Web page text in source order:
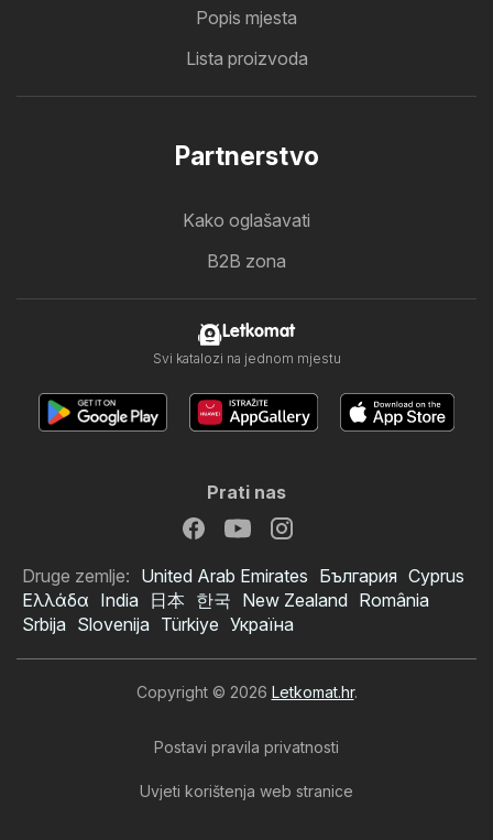
Popis mjesta
Lista proizvoda
Partnerstvo
Kako oglašavati
B2B zona
Letkomat
Svi katalozi na jednom mjestu
Prati nas
Druge zemlje: United Arab Emirates България Cyprus
Ελλάδα India 日本 한국 New Zealand România
Srbija Slovenija Türkiye Україна
Copyright © 2026 Letkomat.hr.
Postavi pravila privatnosti
Uvjeti korištenja web stranice